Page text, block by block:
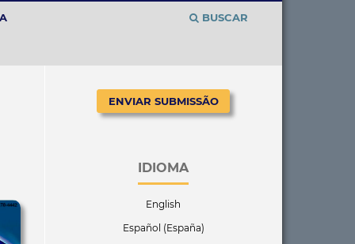
BUSCAR
ENVIAR SUBMISSÃO
IDIOMA
English
Español (España)